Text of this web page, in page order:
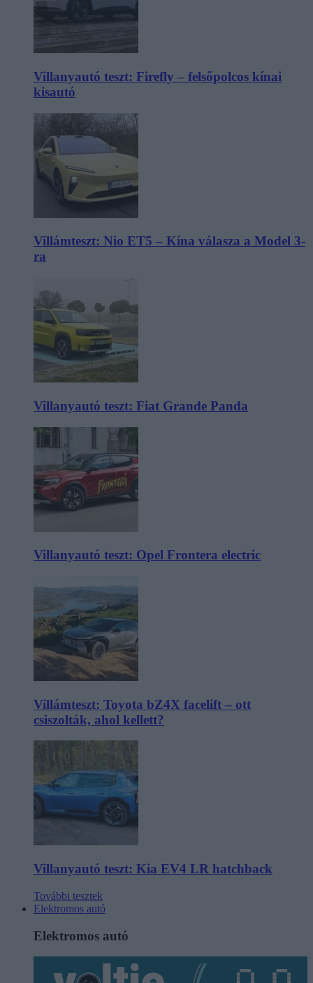
Villanyautó teszt: Firefly – felsőpolcos kínai
kisautó
Villámteszt: Nio ET5 – Kína válasza a Model 3-
ra
Villanyautó teszt: Fiat Grande Panda
Villanyautó teszt: Opel Frontera electric
Villámteszt: Toyota bZ4X facelift – ott
csiszolták, ahol kellett?
Villanyautó teszt: Kia EV4 LR hatchback
További tesztek
Elektromos autó
Elektromos autó